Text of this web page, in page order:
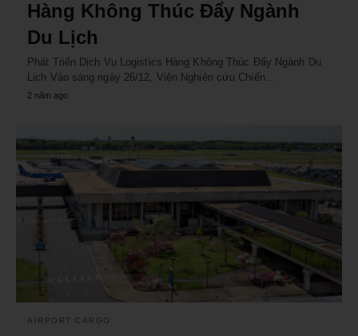
Hàng Không Thúc Đẩy Ngành
Du Lịch
Phát Triển Dịch Vụ Logistics Hàng Không Thúc Đẩy Ngành Du
Lịch Vào sáng ngày 26/12, Viện Nghiên cứu Chiến…
2 năm ago
AIRPORT CARGO